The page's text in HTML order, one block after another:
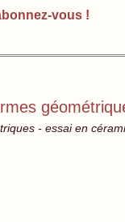
vous !
- essai en